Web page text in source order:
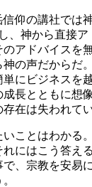
仰の講社では
、神から直接
アドバイスを
の声だからだ
にビジネスを
長とともに想
在は失われてい
ことはわかる
にはこう答え
、宗教を安易